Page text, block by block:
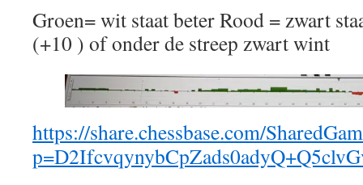
Groen= wit staat beter Rood = zwart
(+10 ) of onder de streep zwart wint
https://share.chessbase.com/